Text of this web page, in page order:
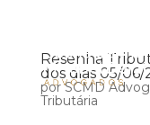
Resenha
dos dias 05/06/
porSCMD
Tributária